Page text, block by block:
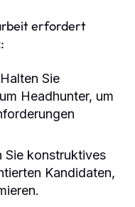
erfordert
Halten Sie
Headhunter, um
Sie konstruktives
Kandidaten,